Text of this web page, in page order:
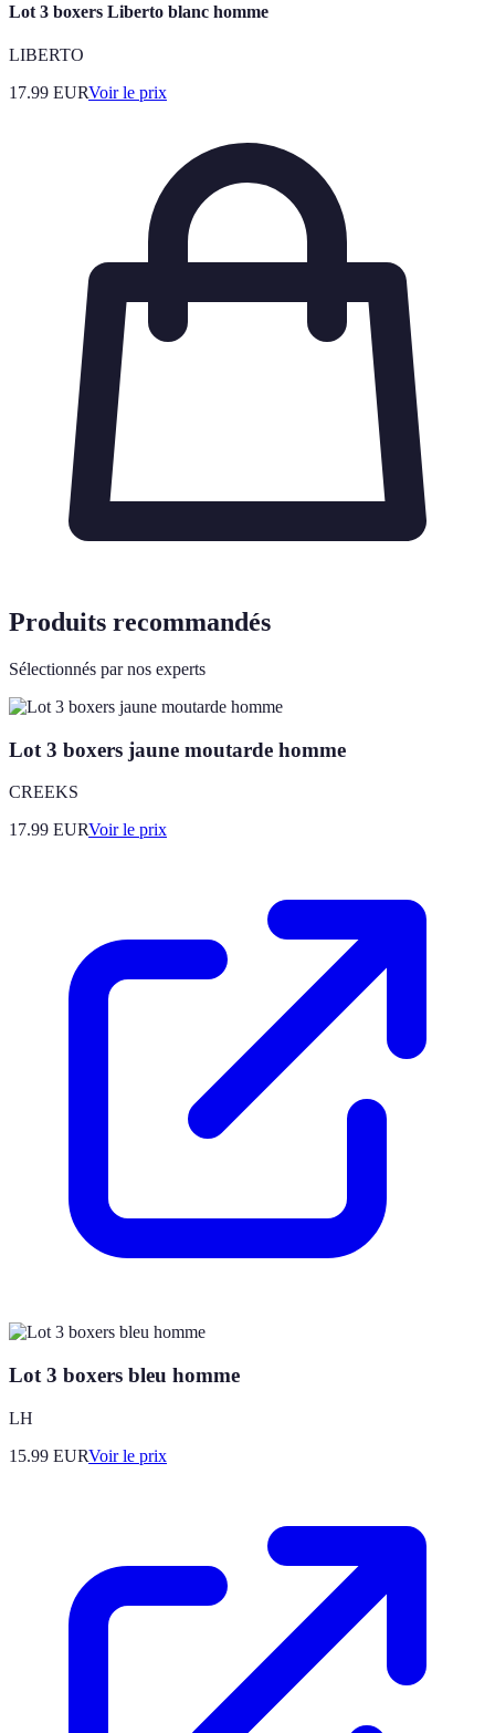
Lot 3 boxers Liberto blanc homme
LIBERTO
17.99 EURVoir le prix
Produits recommandés
Sélectionnés par nos experts
Lot 3 boxers jaune moutarde homme
CREEKS
17.99 EURVoir le prix
Lot 3 boxers bleu homme
LH
15.99 EURVoir le prix